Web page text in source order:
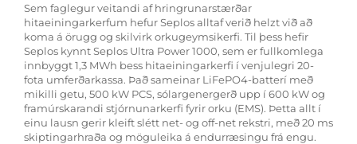
Sem faglegur veitandi af hringrunarstærðar
hitaeiningarkerfum hefur Seplos alltaf verið helzt við að
koma á örugg og skilvirk orkugeymsikerfi. Til þess hefir
Seplos kynnt Seplos Ultra Power 1000, sem er fullkomlega
innbyggt 1,3 MWh bess hitaeiningarkerfi í venjulegri 20-
fota umferðarkassa. Það sameinar LiFePO4-batterí með
mikilli getu, 500 kW PCS, sólargenergerð upp í 600 kW og
framúrskarandi stjórnunarkerfi fyrir orku (EMS). Þetta allt í
einu lausn gerir kleift slétt net- og off-net rekstri, með 20 ms
skiptingarhraða og möguleika á endurræsingu frá engu.